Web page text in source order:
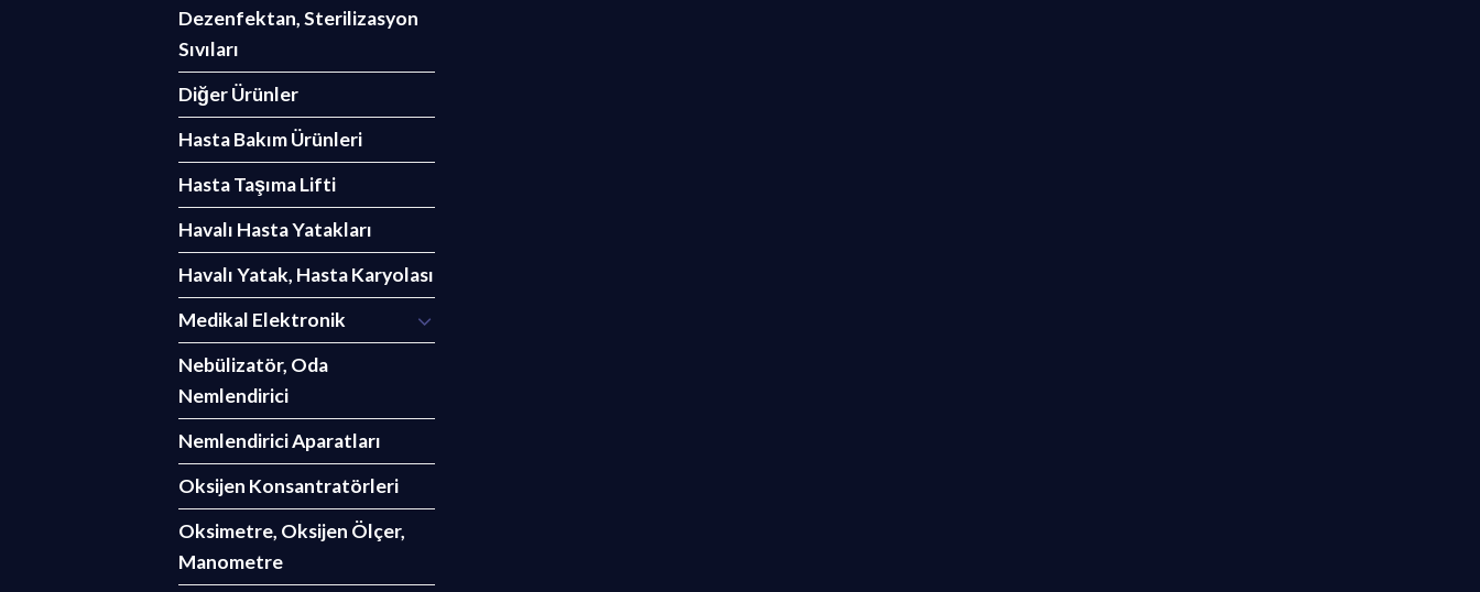
Dezenfektan, Sterilizasyon
Sıvıları
Diğer Ürünler
Hasta Bakım Ürünleri
Hasta Taşıma Lifti
Havalı Hasta Yatakları
Havalı Yatak, Hasta Karyolası
Medikal Elektronik
Nebülizatör, Oda
Nemlendirici
Nemlendirici Aparatları
Oksijen Konsantratörleri
Oksimetre, Oksijen Ölçer,
Manometre